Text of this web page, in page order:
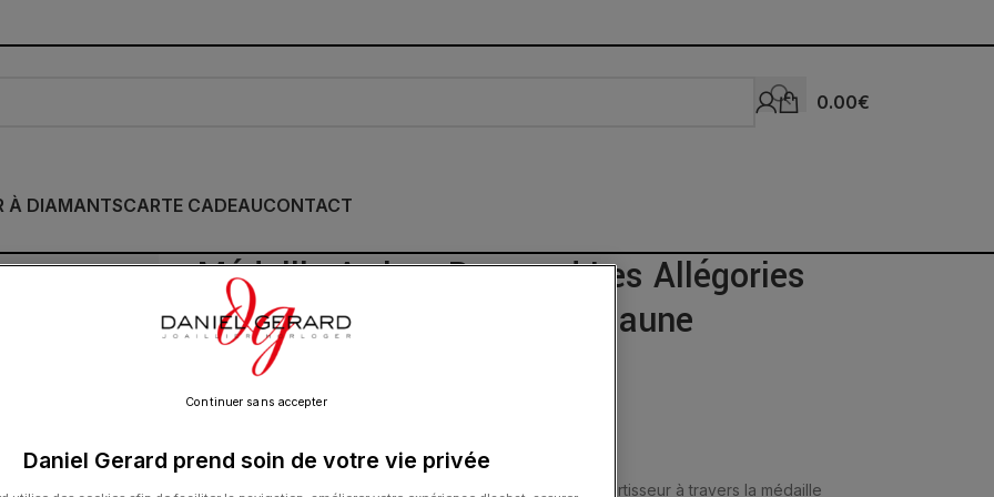
0.00€
À DIAMANTSCARTE CADEAUCONTACT
Médaille Arthus Bertrand Les Allégories
Flora Nacre Diamant & Or Jaune
1 490.00
La Maison Arthus Bertrand exprime son savoir-faire de sertisseur à travers la médaille
Daniel Gerard prend soin de votre vie privée
Continuer sans accepter